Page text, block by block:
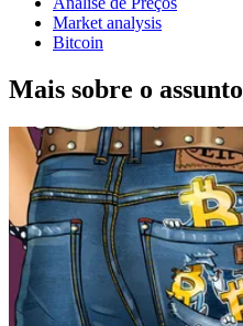
Market analysis
Bitcoin
Mais sobre o assunto